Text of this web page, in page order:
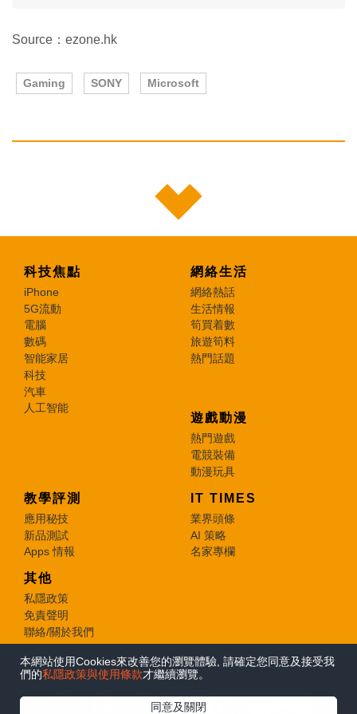
Source：ezone.hk
Gaming SONY Microsoft
科技焦點
iPhone
5G流動
電腦
數碼
智能家居
科技
汽車
人工智能
網絡生活
網絡熱話
生活情報
筍買着數
旅遊筍料
熱門話題
遊戲動漫
熱門遊戲
電競裝備
動漫玩具
教學評測
應用秘技
新品測試
Apps 情報
IT TIMES
業界頭條
AI 策略
名家專欄
其他
私隱政策
免責聲明
聯絡/關於我們
© 2026 e-zone. All Rights Reserved.
本網站使用Cookies來改善您的瀏覽體驗, 請確定您同意及接受我
們的私隱政策與使用條款才繼續瀏覽。
同意及關閉